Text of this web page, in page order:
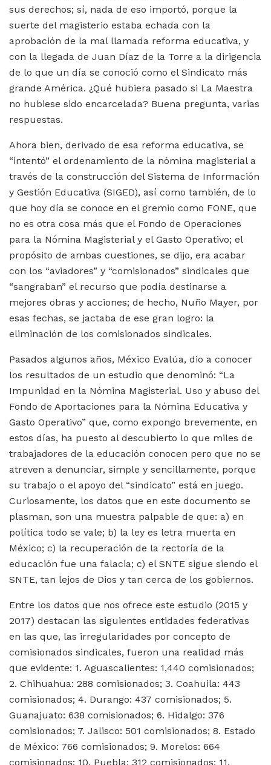
sus derechos; sí, nada de eso importó, porque la
suerte del magisterio estaba echada con la
aprobación de la mal llamada reforma educativa, y
con la llegada de Juan Díaz de la Torre a la dirigencia
de lo que un día se conoció como el Sindicato más
grande América. ¿Qué hubiera pasado si La Maestra
no hubiese sido encarcelada? Buena pregunta, varias
respuestas.
Ahora bien, derivado de esa reforma educativa, se
“intentó” el ordenamiento de la nómina magisterial a
través de la construcción del Sistema de Información
y Gestión Educativa (SIGED), así como también, de lo
que hoy día se conoce en el gremio como FONE, que
no es otra cosa más que el Fondo de Operaciones
para la Nómina Magisterial y el Gasto Operativo; el
propósito de ambas cuestiones, se dijo, era acabar
con los “aviadores” y “comisionados” sindicales que
“sangraban” el recurso que podía destinarse a
mejores obras y acciones; de hecho, Nuño Mayer, por
esas fechas, se jactaba de ese gran logro: la
eliminación de los comisionados sindicales.
Pasados algunos años, México Evalúa, dio a conocer
los resultados de un estudio que denominó: “La
Impunidad en la Nómina Magisterial. Uso y abuso del
Fondo de Aportaciones para la Nómina Educativa y
Gasto Operativo” que, como expongo brevemente, en
estos días, ha puesto al descubierto lo que miles de
trabajadores de la educación conocen pero que no se
atreven a denunciar, simple y sencillamente, porque
su trabajo o el apoyo del “sindicato” está en juego.
Curiosamente, los datos que en este documento se
plasman, son una muestra palpable de que: a) en
política todo se vale; b) la ley es letra muerta en
México; c) la recuperación de la rectoría de la
educación fue una falacia; c) el SNTE sigue siendo el
SNTE, tan lejos de Dios y tan cerca de los gobiernos.
Entre los datos que nos ofrece este estudio (2015 y
2017) destacan las siguientes entidades federativas
en las que, las irregularidades por concepto de
comisionados sindicales, fueron una realidad más
que evidente: 1. Aguascalientes: 1,440 comisionados;
2. Chihuahua: 288 comisionados; 3. Coahuila: 443
comisionados; 4. Durango: 437 comisionados; 5.
Guanajuato: 638 comisionados; 6. Hidalgo: 376
comisionados; 7. Jalisco: 501 comisionados; 8. Estado
de México: 766 comisionados; 9. Morelos: 664
comisionados; 10. Puebla: 312 comisionados; 11.